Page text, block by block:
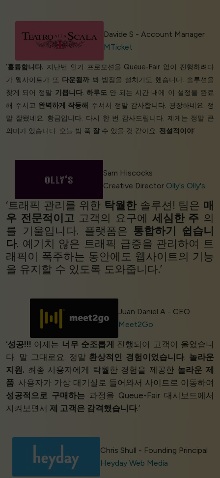
Davide S - Account Manager
MTicket
‘훌륭합니다. 지난번 인기 프로모션을 Queue-Fair 없이 진행하려다
가 웹사이트가 또 다운될까 봐 밤잠을 설치기도 했습니다. 솔루션을
찾게 되어 정말 기쁩니다. 하루도안 되는 시간 내에 이 설정을 완료
해 주시고 완벽하게 작동해 주셔서 정말 감사합니다. 굉장하네요. 정
말 잘됐네요. 황금입니다. 다시 한 번 감사드립니다. 제게는 정말 큰
의미가 있습니다. 오늘 밤 푹 잘 수 있을 것 같아요. 전설적이야’
Sam Hiscocks
Creative Director Olly's Olly's
‘트래픽 관리를 위한 탁월한 솔루션! 팀은 매
우 전문적이고 고객의 요구에 세심한 주 의
를 기울입니다. 플랫폼은 통합하기 쉽습니
다. 예기치 않은 트래픽 급증을 관리하여 트
래픽이 폭주하는 동안에도 웹사이트의 기능
을 유지할 수 있도록 도와줍니다.’
Juan Daniel A - CEO
Meet2Go
‘성공!!! 어제는 너무 순조롭게
진행되어 고객이 울었습니
다. 말 그대로요. 정말 환상적인 경험이었습니다. 놀라운
지원. 최종 사용자에게 탁월한 경험을 제공한 놀라운 제
품. 사용자가 가상 대기실로 들어와서 사이트로 이동하여
성공적으로 구매하는 과정을 Queue-Fair 대시보드에서
지켜보면서 제 고객은 감격했습니다.’
Chris Shull - Founding Principal
Heyday Web Media